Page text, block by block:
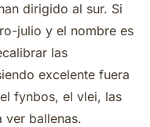
dirigido al sur. Si
julio y el nombre es
las
excelente fuera
fynbos, el vlei, las
ballenas.